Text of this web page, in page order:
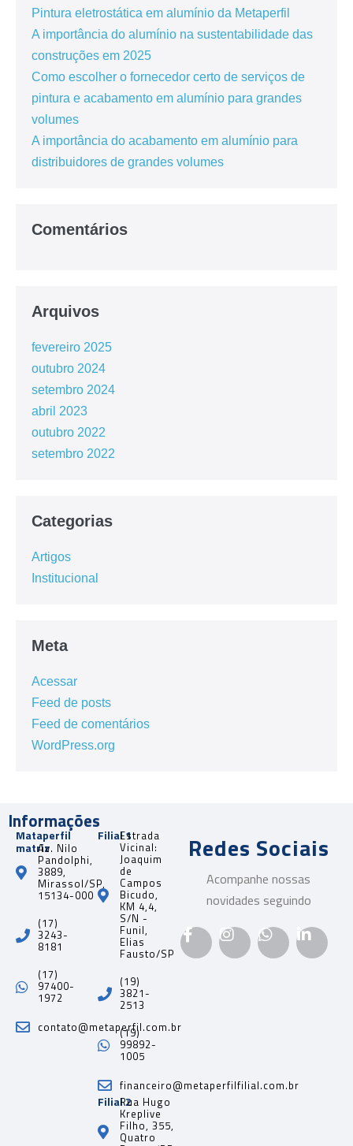
Pintura eletrostática em alumínio da Metaperfil
A importância do alumínio na sustentabilidade das
construções em 2025
Como escolher o fornecedor certo de serviços de
pintura e acabamento em alumínio para grandes
volumes
A importância do acabamento em alumínio para
distribuidores de grandes volumes
Comentários
Arquivos
fevereiro 2025
outubro 2024
setembro 2024
abril 2023
outubro 2022
setembro 2022
Categorias
Artigos
Institucional
Meta
Acessar
Feed de posts
Feed de comentários
WordPress.org
Informações
Mataperfil
matrizAv. Nilo
Pandolphi,
3889,
Mirassol/SP,
15134-000
(17)
3243-
8181
(17)
97400-
1972
contato@metaperfil.com.br
Filial 1Estrada
Vicinal:
Joaquim
de
Campos
Bicudo,
KM 4,4,
S/N -
Funil,
Elias
Fausto/SP
(19)
3821-
2513
(19)
99892-
1005
financeiro@metaperfilfilial.com.br
Filial 2Rua Hugo
Kreplive
Filho, 355,
Quatro
Redes Sociais
Acompanhe nossas
novidades seguindo